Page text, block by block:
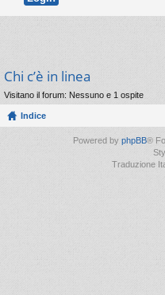
Chi c’è in linea
Visitano il forum: Nessuno e 1 ospite
Indice
Powered by phpBB®
Traduzione